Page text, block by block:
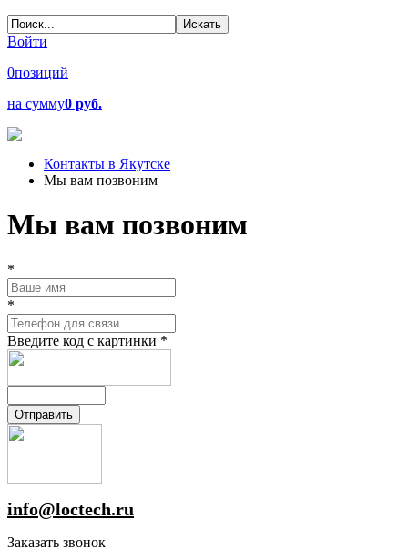
Войти
0позиций
на сумму0 руб.
Контакты в Якутске
Мы вам позвоним
Мы вам позвоним
*
*
Введите код с картинки *
info@loctech.ru
Заказать звонок